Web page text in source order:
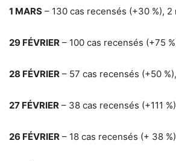
1 MARS – 130 cas recensés (+30 %),
29 FÉVRIER – 100 cas recensés (+75
28 FÉVRIER – 57 cas recensés (+50
27 FÉVRIER – 38 cas recensés (+111
26 FÉVRIER – 18 cas recensés (+ 38